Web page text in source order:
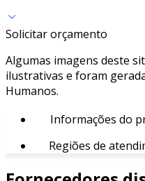
Solicitar orçamento
Algumas imagens deste
ilustrativas e foram
Humanos.
Informações do
Regiões de